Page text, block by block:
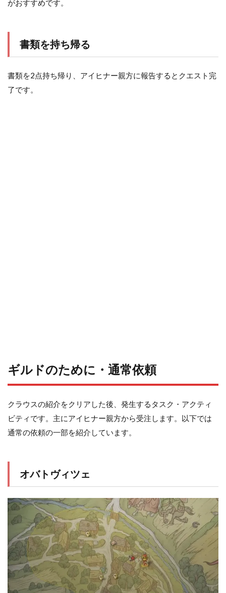
がおすすめです。
書類を持ち帰る
書類を2点持ち帰り、アイヒナー親方に報告するとクエスト完
了です。
ギルドのために・通常依頼
クラウスの紹介をクリアした後、発生するタスク・アクティ
ビティです。主にアイヒナー親方から受注します。以下では
通常の依頼の一部を紹介しています。
オバトヴィツェ